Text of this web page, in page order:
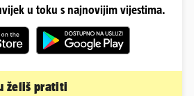
u toku s najnovijim vijestima.
želiš pratiti